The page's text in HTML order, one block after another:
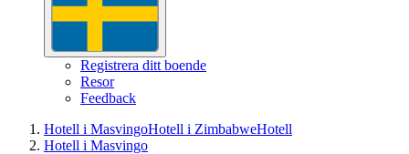
Registrera ditt boende
Resor
Feedback
Hotell i MasvingoHotell i ZimbabweHotell
Hotell i Masvingo